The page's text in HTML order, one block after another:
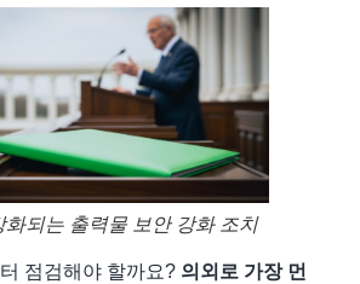
화되는 출력물 보안 강화 조치
점검해야 할까요? 의외로 가장 먼